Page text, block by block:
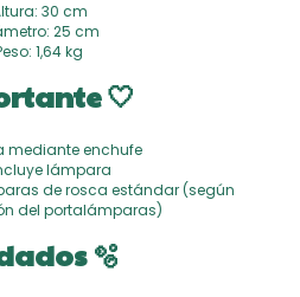
30 cm
25 cm
1,64 kg
🤍
mediante enchufe
lámpara
de rosca estándar (según
del portalámparas)
🫧